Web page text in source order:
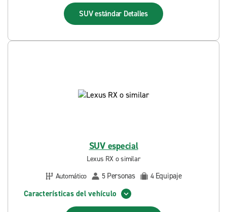
SUV estándar Detalles
SUV especial
Lexus RX o similar
Automático
5 Personas 4 Equipaje
Características del vehículo